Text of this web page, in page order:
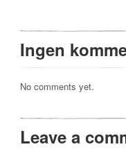
Ingen
No comments yet.
Leave a